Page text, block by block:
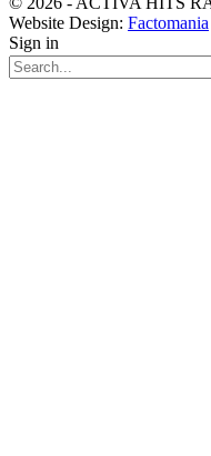
Website Design: Factomania
Sign in